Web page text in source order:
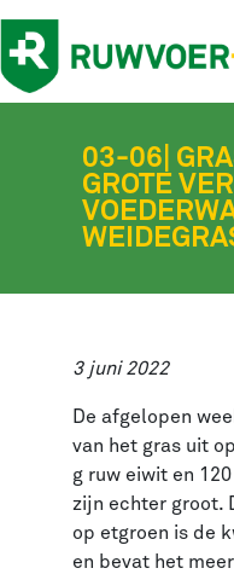
03-06|
GROTE
3 juni 2022
De afgelopen
van het gras uit
g ruw eiwit en
zijn echter groot.
op etgroen is de
en bevat het